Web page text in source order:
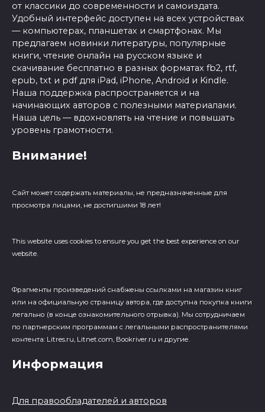
от классики до современности и самоиздата.
Удобный интерфейс доступен на всех устройствах
— компьютерах, планшетах и смартфонах. Мы
предлагаем новинки литературы, популярные
книги, чтение онлайн на русском языке и
скачивание бесплатно в разных форматах fb2, rtf,
epub, txt и pdf для iPad, iPhone, Android и Kindle.
Наша поддержка распространяется и на
начинающих авторов с полезными материалами.
Наша цель — вдохновлять на чтение и повышать
уровень грамотности.
Внимание!
Сайт может содержать материалы, не предназначенные для
просмотра лицами, не достигшими 18 лет!
This website uses cookies to ensure you get the best experience on our
website.
Фрагменты произведений cнабжены ссылками на магазин книг
или на официальную страницу автора, где доступна покупка книги
легально (в конце ознакомительного отрывка). Мы сотрудничаем
по партнерским программам с легальными распространителями
контента: Litres.ru, Litnet.com, Bookriver.ru и другие.
Информация
Для правообладателей и авторов